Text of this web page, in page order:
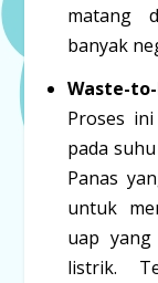
matang
banyak
Waste-
Proses
pada
Panas
untuk
uap
listrik.